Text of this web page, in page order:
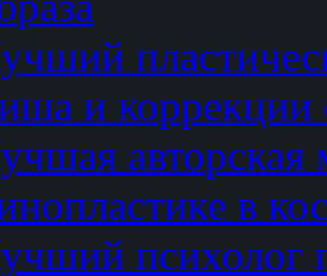
и коррекции
авторская
в
психолог